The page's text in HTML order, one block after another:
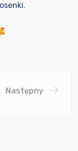
Następny